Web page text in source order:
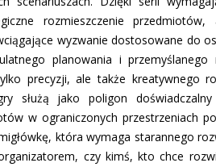
rozmieszczenie
wyzwanie dostosowane do
planowania i
precyzji, ale także kreatywnego
służą jako poligon
w ograniczonych przestrzeniach
która wymaga starannego
czy kimś, kto chce